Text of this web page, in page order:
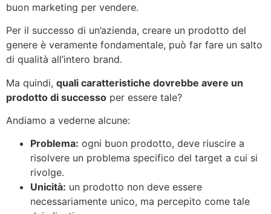
buon marketing per vendere.
Per il successo di un’azienda, creare un prodotto del
genere è veramente fondamentale, può far fare un salto
di qualità all’intero brand.
Ma quindi, quali caratteristiche dovrebbe avere un
prodotto di successo per essere tale?
Andiamo a vederne alcune:
Problema: ogni buon prodotto, deve riuscire a
risolvere un problema specifico del target a cui si
rivolge.
Unicità: un prodotto non deve essere
necessariamente unico, ma percepito come tale